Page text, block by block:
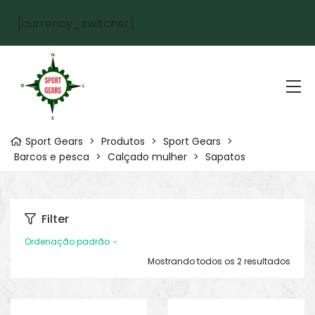
[currency_switcher]
Sport Gears > Produtos > Sport Gears >
Barcos e pesca > Calçado mulher > Sapatos
Filter
Mostrando todos os 2 resultados
Ordenação padrão